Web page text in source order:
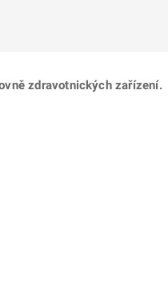
zdravotnických zařízení.